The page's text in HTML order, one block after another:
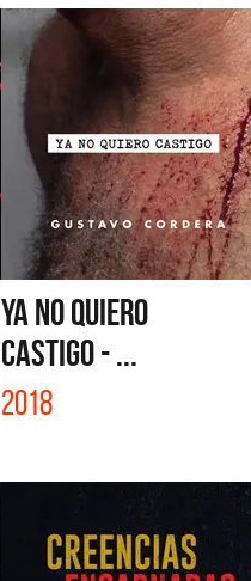
YA NO QUIERO
CASTIGO - ...
2018